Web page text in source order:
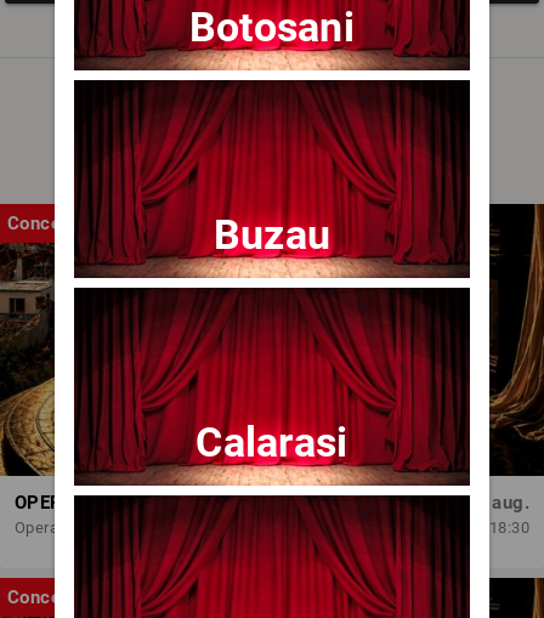
Noutăți
Concert
OPERA BRAȘOV ESTIVAL – ROMANCE & CINEMA - CONCERT
Opera Brasov
Sâm, 29 aug.
18:30
Concert
Botosani
Buzau
Calarasi